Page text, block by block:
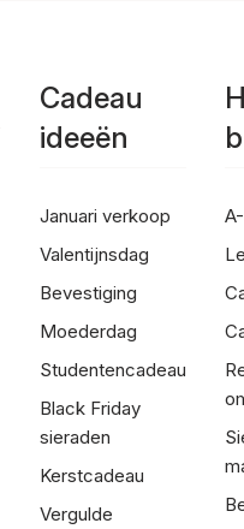
Cadeau
ideeën
Januari verkoop
Valentijnsdag
Bevestiging
Moederdag
Studentencadeau
Black Friday
sieraden
Kerstcadeau
Vergulde